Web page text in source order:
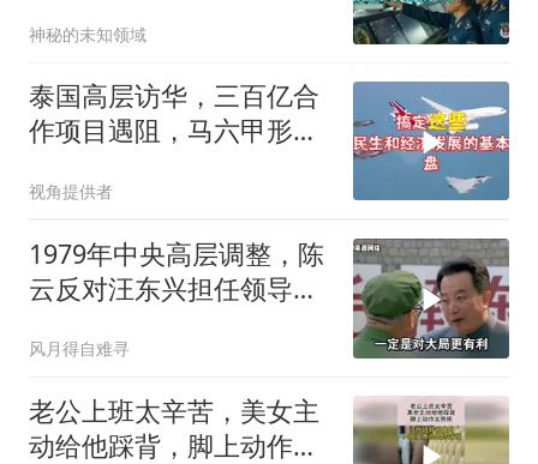
神秘的未知领域
泰国高层访华，三百亿合
作项目遇阻，马六甲形势
视角提供者
1979年中央高层调整，陈
云反对汪东兴担任领导职
风月得自难寻
老公上班太辛苦，美女主
动给他踩背，脚上动作太